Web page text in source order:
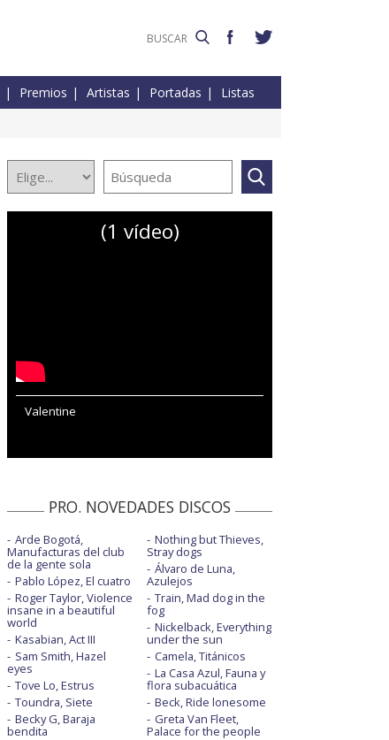
Premios Artistas Portadas Listas
(1 vídeo)
Valentine
PRO. NOVEDADES DISCOS
Arde Bogotá,
Manufacturas del club
de la gente sola
Pablo López, El cuatro
Roger Taylor, Violence
insane in a beautiful
world
Kasabian, Act III
Sam Smith, Hazel
eyes
Tove Lo, Estrus
Toundra, Siete
Becky G, Baraja
bendita
Nothing but Thieves,
Stray dogs
Álvaro de Luna,
Azulejos
Train, Mad dog in the
fog
Nickelback, Everything
under the sun
Camela, Titánicos
La Casa Azul, Fauna y
flora subacuática
Beck, Ride lonesome
Greta Van Fleet,
Palace for the people